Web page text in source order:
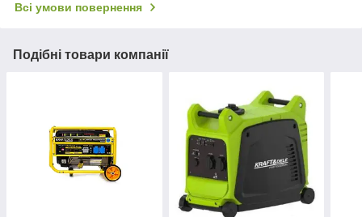
Всі умови повернення
Подібні товари компанії